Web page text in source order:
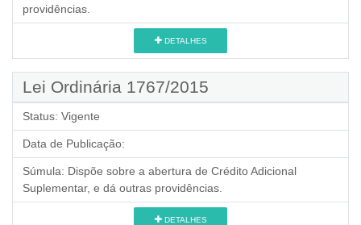
providências.
DETALHES
Lei Ordinária 1767/2015
Status: Vigente
Data de Publicação:
Súmula: Dispõe sobre a abertura de Crédito Adicional
Suplementar, e dá outras providências.
DETALHES